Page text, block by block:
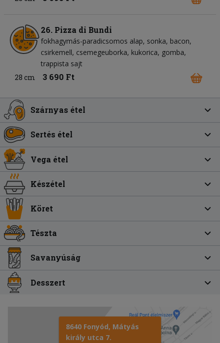
26. Pizza di Bundi
fokhagymás-paradicsomos alap sonka bacon
csirkemell csemegeuborka kukorica gomba
trappista sajt
28 cm
3 690 Ft
Szárnyas étel
Sertés étel
Vega étel
Készétel
Köret
Tészta
Savanyúság
Desszert
8640 Fonyód, Mátyás
király utca 7.